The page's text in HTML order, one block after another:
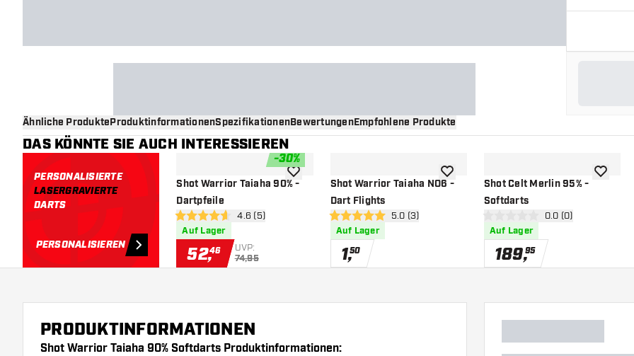
Ähnliche ProdukteProduktinformationenSpezifikationenBewertungenEmpfohlene Produkte
DAS KÖNNTE SIE AUCH INTERESSIEREN
PERSONALISIERTE
LASERGRAVIERTE
DARTS
PERSONALISIEREN
-30%
Shot Warrior Taiaha 90% -
Dartpfeile
Bewertungsbereich öffnen
4.6 Bewertungssterne
4.6 (5)
Auf Lager
52,46 UVP:
74,95
Zur Wunschliste hinzufügen
Shot Warrior Taiaha NO6 -
Dart Flights
Bewertungsbereich öffnen
5 Bewertungssterne
5.0 (3)
Auf Lager
1,50
Zur Wunschliste hinzufügen
Shot Celt Merlin 95% -
Softdarts
Bewertungsbereich
0 Bewertungssterne
0.0 (0)
Auf Lager
189,95
Zur
PRODUKTINFORMATIONEN
Shot Warrior Taiaha 90% Softdarts Produktinformationen: